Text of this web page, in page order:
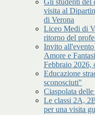
Gli studenti del
visita al
di Verona
Liceo Medi di
ritorno del
Invito
Amore e
Febbraio 2026,
Educazione
sconosciuti"
Ciaspolata
Le classi 2A,
per una visita